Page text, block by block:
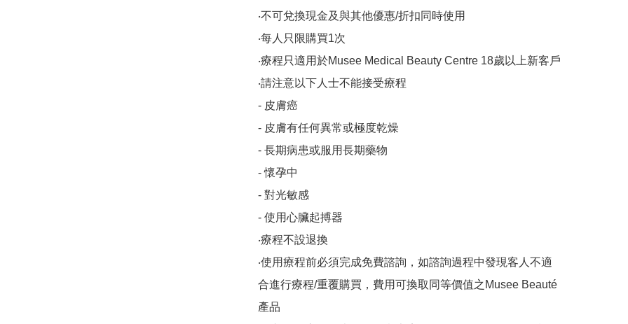
‧不可兌換現金及與其他優惠/折扣同時使用
‧每人只限購買1次
‧療程只適用於Musee Medical Beauty Centre 18歲以上新客戶
‧請注意以下人士不能接受療程
- 皮膚癌
- 皮膚有任何異常或極度乾燥
- 長期病患或服用長期藥物
- 懷孕中
- 對光敏感
- 使用心臟起搏器
‧療程不設退換
‧使用療程前必須完成免費諮詢，如諮詢過程中發現客人不適
合進行療程/重覆購買，費用可換取同等價值之Musee Beauté
產品